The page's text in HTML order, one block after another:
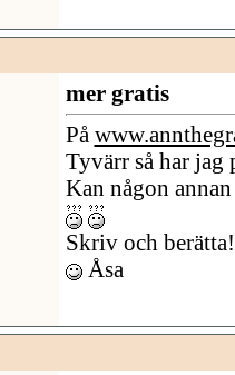
mer gratis
På
Tyvärr så har
Kan någon
Skriv och berätta!
Åsa